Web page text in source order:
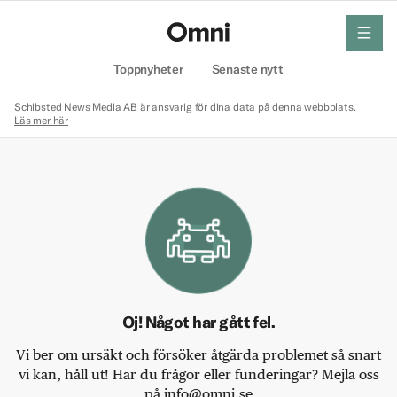
Toppnyheter Senaste nytt
meny
Schibsted News Media AB är ansvarig för dina data på denna webbplats.
Läs mer här
Oj! Något har gått fel.
Vi ber om ursäkt och försöker åtgärda problemet så snart
vi kan, håll ut! Har du frågor eller funderingar? Mejla oss